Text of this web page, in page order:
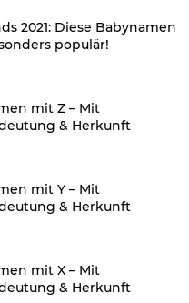
2021: Diese Babynamen
populär!
mit Z – Mit
& Herkunft
mit Y – Mit
& Herkunft
mit X – Mit
& Herkunft